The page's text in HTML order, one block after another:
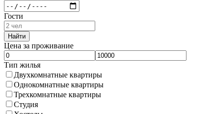
Гости
Найти
Цена за проживание
Тип жилья
Двухкомнатные квартиры
Однокомнатные квартиры
Трехкомнатные квартиры
Студия